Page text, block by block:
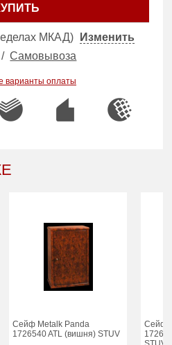
МКАД)
Изменить
/Самовывоза
варианты оплаты
Сейф Metalk Panda
1726540 ATL (вишня) STUV
Сейф